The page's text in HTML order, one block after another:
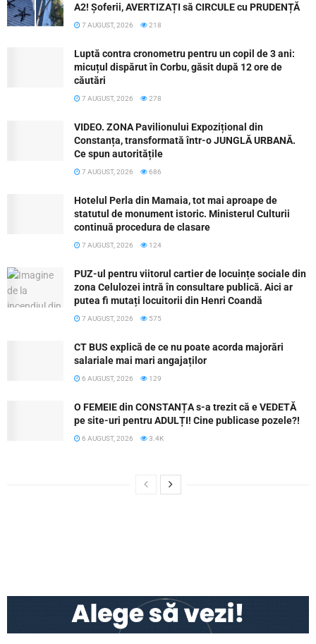
A2! Șoferii, AVERTIZAȚI să CIRCULE cu PRUDENȚĂ
7 AUGUST, 2026 218
Luptă contra cronometru pentru un copil de 3 ani:
micuțul dispărut în Corbu, găsit după 12 ore de
căutări
7 AUGUST, 2026 278
VIDEO. ZONA Pavilionului Expozițional din
Constanța, transformată într-o JUNGLĂ URBANĂ.
Ce spun autoritățile
7 AUGUST, 2026 686
Hotelul Perla din Mamaia, tot mai aproape de
statutul de monument istoric. Ministerul Culturii
continuă procedura de clasare
7 AUGUST, 2026 124
PUZ-ul pentru viitorul cartier de locuințe sociale din
zona Celulozei intră în consultare publică. Aici ar
putea fi mutați locuitorii din Henri Coandă
7 AUGUST, 2026 575
CT BUS explică de ce nu poate acorda majorări
salariale mai mari angajaților
6 AUGUST, 2026 129
O FEMEIE din CONSTANȚA s-a trezit că e VEDETĂ
pe site-uri pentru ADULȚI! Cine publicase pozele?!
6 AUGUST, 2026 3.4K